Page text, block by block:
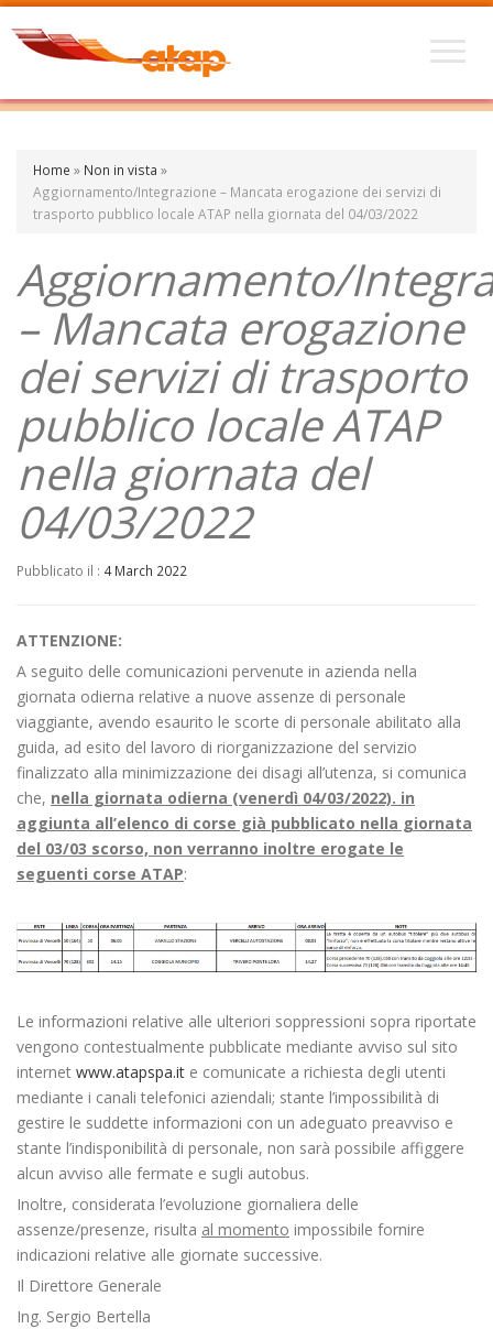
Home » Non in vista »
Aggiornamento/Integrazione – Mancata erogazione dei servizi di
trasporto pubblico locale ATAP nella giornata del 04/03/2022
Aggiornamento/
– Mancata erogazione
dei servizi di trasporto
pubblico locale ATAP
nella giornata del
04/03/2022
Pubblicato il : 4 March 2022
ATTENZIONE:
A seguito delle comunicazioni pervenute in azienda nella
giornata odierna relative a nuove assenze di personale
viaggiante, avendo esaurito le scorte di personale abilitato alla
guida, ad esito del lavoro di riorganizzazione del servizio
finalizzato alla minimizzazione dei disagi all’utenza, si comunica
che, nella giornata odierna (venerdì 04/03/2022). in
aggiunta all’elenco di corse già pubblicato nella giornata
del 03/03 scorso, non verranno inoltre erogate le
seguenti corse ATAP:
Le informazioni relative alle ulteriori soppressioni sopra riportate
vengono contestualmente pubblicate mediante avviso sul sito
internet www.atapspa.it e comunicate a richiesta degli utenti
mediante i canali telefonici aziendali; stante l’impossibilità di
gestire le suddette informazioni con un adeguato preavviso e
stante l’indisponibilità di personale, non sarà possibile affiggere
alcun avviso alle fermate e sugli autobus.
Inoltre, considerata l’evoluzione giornaliera delle
assenze/presenze, risulta al momento impossibile fornire
indicazioni relative alle giornate successive.
Il Direttore Generale
Ing. Sergio Bertella